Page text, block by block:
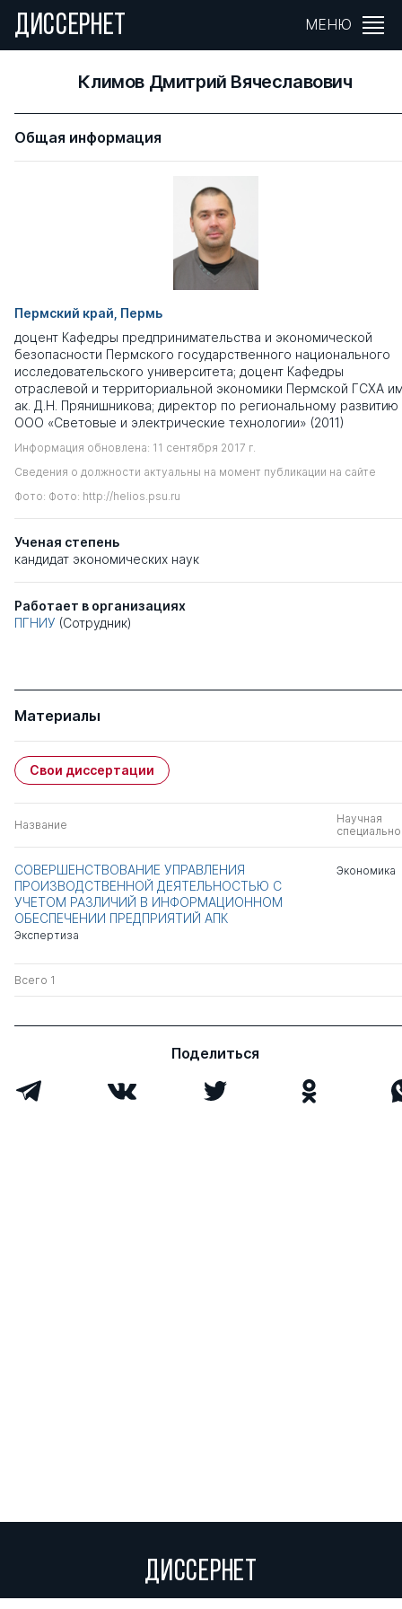
ДИССЕРНЕТ МЕНЮ
Климов Дмитрий Вячеславович
Общая информация
Пермский край, Пермь
доцент Кафедры предпринимательства и экономической
безопасности Пермского государственного национального
исследовательского университета; доцент Кафедры
отраслевой и территориальной экономики Пермской ГСХА
ак. Д.Н. Прянишникова; директор по региональному развитию
ООО «Световые и электрические технологии» (2011)
Информация обновлена: 11 сентября 2017 г.
Сведения о должности актуальны на момент публикации на сайте
Фото: Фото: http://helios.psu.ru
Ученая степень
кандидат экономических наук
Работает в организациях
ПГНИУ (Сотрудник)
Материалы
Свои диссертации
Название
Научная
СОВЕРШЕНСТВОВАНИЕ УПРАВЛЕНИЯ
ПРОИЗВОДСТВЕННОЙ ДЕЯТЕЛЬНОСТЬЮ С
УЧЕТОМ РАЗЛИЧИЙ В ИНФОРМАЦИОННОМ
ОБЕСПЕЧЕНИИ ПРЕДПРИЯТИЙ АПК
Экспертиза
Экономика
Всего 1
Поделиться
ДИССЕРНЕТ